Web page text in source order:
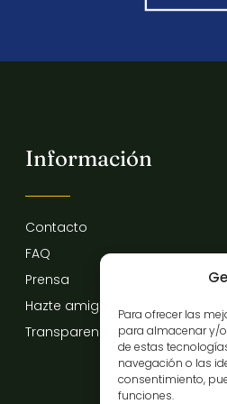
Para ofrecer las
para almacenar y/
de estas
navegación o las
consentimiento,
funciones.
Información
Contacto
FAQ
Prensa
Hazte amigo del museo
Transparencia